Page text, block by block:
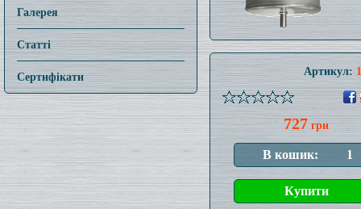
Галерея
Статті
Сертифікати Артикул:
727 грн